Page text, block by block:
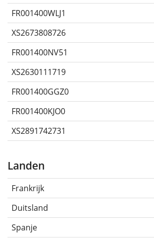
FR001400WLJ1
XS2673808726
FR001400NV51
XS2630111719
FR001400GGZ0
FR001400KJO0
XS2891742731
Landen
Frankrijk
Duitsland
Spanje